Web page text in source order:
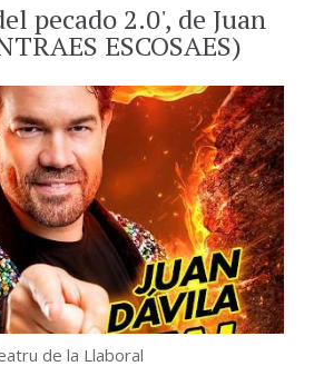
pecado 2.0', de Juan
ESCOSAES)
de la Llaboral